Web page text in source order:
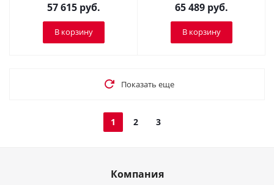
57 615 руб.
В корзину
65 489 руб.
В корзину
Показать еще
1 2 3
Компания